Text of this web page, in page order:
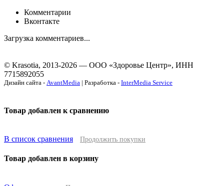
Комментарии
Вконтакте
Загрузка комментариев...
© Krasotia, 2013-2026 — ООО «Здоровье Центр», ИНН
7715892055
Дизайн сайта - AvantMedia | Разработка - InterMedia Service
Товар добавлен к сравнению
В список сравнения Продолжить покупки
Товар добавлен в корзину